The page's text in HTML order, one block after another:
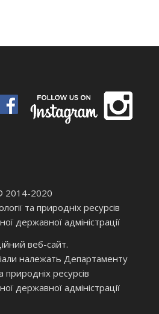
2014-2020
та природніх ресурсів
державної адміністрації
веб-сайт.
належать Департаменту
природніх ресурсів
державної адміністрації